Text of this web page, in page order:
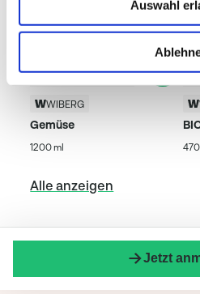
Auswahl
WIBERG
Gemüse
1200 ml
Alle anzeigen
Jetzt